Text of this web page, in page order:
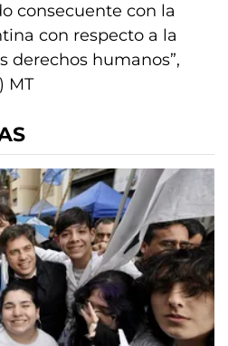
consecuente con la
con respecto a la
derechos humanos”,
MT